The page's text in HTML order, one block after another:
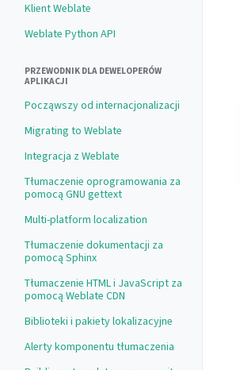
Klient Weblate
Weblate Python API
PRZEWODNIK DLA DEWELOPERÓW
APLIKACJI
Począwszy od internacjonalizacji
Migrating to Weblate
Integracja z Weblate
Tłumaczenie oprogramowania za
pomocą GNU gettext
Multi-platform localization
Tłumaczenie dokumentacji za
pomocą Sphinx
Tłumaczenie HTML i JavaScript za
pomocą Weblate CDN
Biblioteki i pakiety lokalizacyjne
Alerty komponentu tłumaczenia